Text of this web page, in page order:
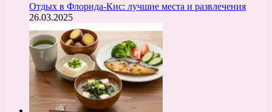
Отдых в Флорида-Кис: лучшие места и развлечения
26.03.2025